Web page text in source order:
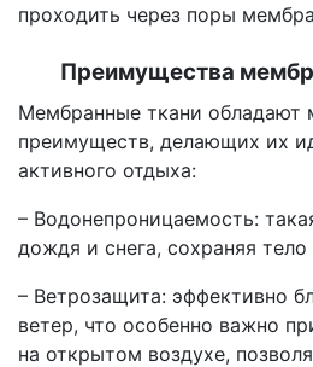
проходить через поры
Преимущества
Мембранные ткани обладают
преимуществ, делающих их
активного отдыха:
– Водонепроницаемость:
дождя и снега, сохраняя тело
– Ветрозащита: эффективно
ветер, что особенно важно
на открытом воздухе,